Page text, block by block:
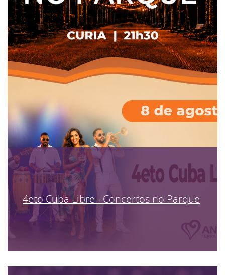
4eto Cuba Libre - Concertos no Parque